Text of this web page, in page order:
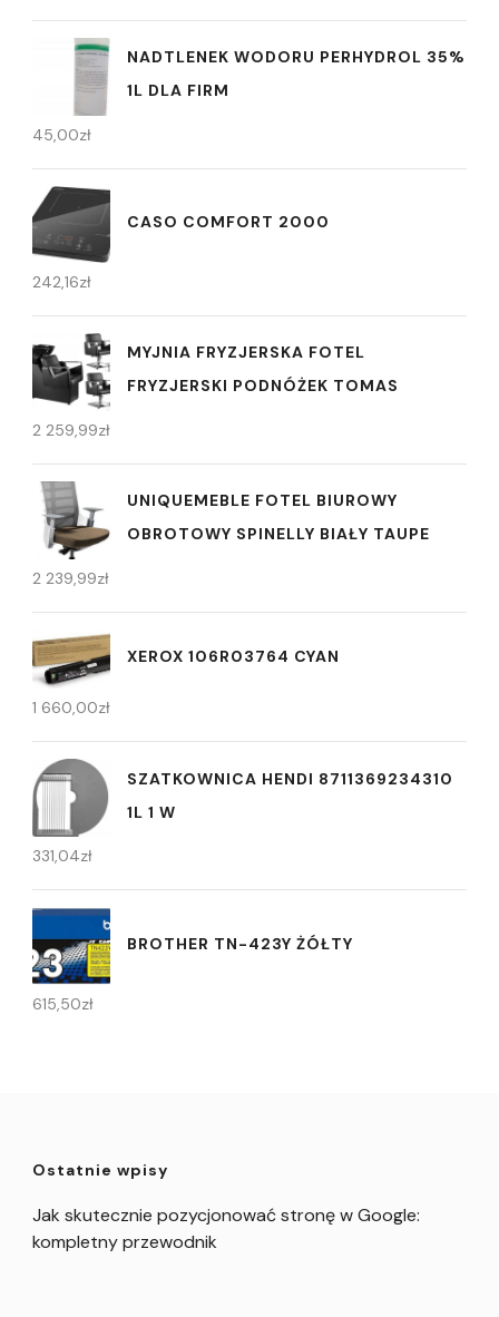
NADTLENEK WODORU PERHYDROL 35%
1L DLA FIRM
45,00zł
CASO COMFORT 2000
242,16zł
MYJNIA FRYZJERSKA FOTEL
FRYZJERSKI PODNÓŻEK TOMAS
2 259,99zł
UNIQUEMEBLE FOTEL BIUROWY
OBROTOWY SPINELLY BIAŁY TAUPE
2 239,99zł
XEROX 106R03764 CYAN
1 660,00zł
SZATKOWNICA HENDI 8711369234310
1L 1 W
331,04zł
BROTHER TN-423Y ŻÓŁTY
615,50zł
Ostatnie wpisy
Jak skutecznie pozycjonować stronę w Google:
kompletny przewodnik